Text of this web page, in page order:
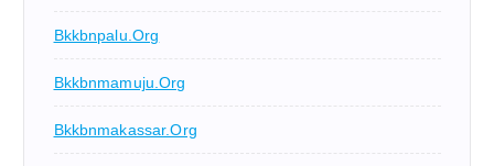
Bkkbnpalu.org
Bkkbnmamuju.org
Bkkbnmakassar.org